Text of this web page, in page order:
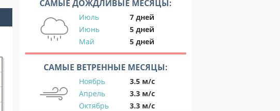
САМЫЕ ДОЖДЛИВЫЕ МЕСЯЦЫ:
Июль
7 дней
Июнь
5 дней
Май
5 дней
САМЫЕ ВЕТРЕННЫЕ МЕСЯЦЫ:
Ноябрь
3.5 м/с
Апрель
3.3 м/с
Октябрь
3.3 м/с